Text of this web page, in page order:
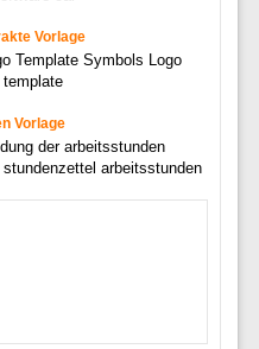
Vorlage
Template Symbols Logo
Vorlage
der arbeitsstunden
arbeitsstunden